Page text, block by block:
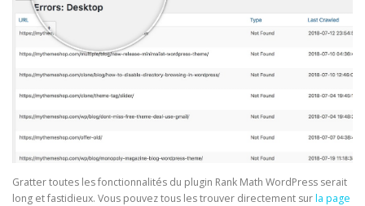
Gratter toutes les fonctionnalités du plugin Rank Math WordPress serait
long et fastidieux. Vous pouvez tous les trouver directement surla page